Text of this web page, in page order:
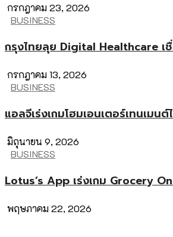
กรกฎาคม 23, 2026
BUSINESS
กรุงไทยลุย Digital Healthcare เ
กรกฎาคม 13, 2026
BUSINESS
แอลจีเร่งเกมโฮมเอนเตอร์เทนเมน
มิถุนายน 9, 2026
BUSINESS
Lotus’s App เร่งเกม Grocery
พฤษภาคม 22, 2026